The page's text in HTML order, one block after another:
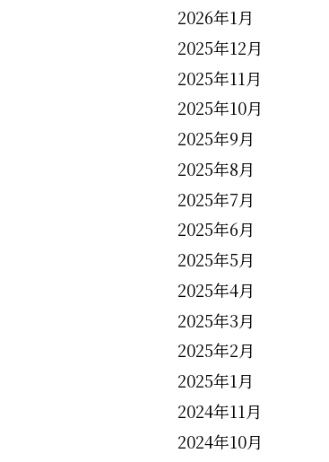
2026年1月
2025年12月
2025年11月
2025年10月
2025年9月
2025年8月
2025年7月
2025年6月
2025年5月
2025年4月
2025年3月
2025年2月
2025年1月
2024年11月
2024年10月